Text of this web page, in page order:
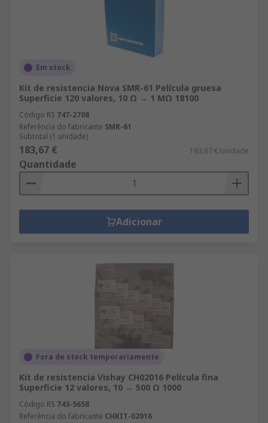
Em stock
Kit de resistencia Nova SMR-61 Película gruesa
Superficie 120 valores, 10 Ω → 1 MΩ 18100
Código RS 747-2708
Referência do fabricante SMR-61
Subtotal (1 unidade)
183,67 € 183,67 €/unidade
Quantidade
Adicionar
Fora de stock temporariamente
Kit de resistencia Vishay CH02016 Película fina
Superficie 12 valores, 10 → 500 Ω 1000
Código RS 743-5658
Referência do fabricante CHKIT-02016